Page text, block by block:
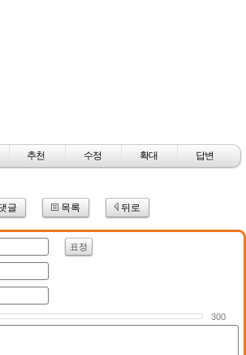
추천 수정 확대 답변
글 목록 뒤로
표정
300